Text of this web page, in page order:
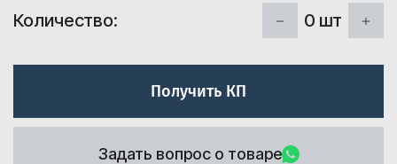
Количество: 0 шт
Получить КП
Задать вопрос о товаре